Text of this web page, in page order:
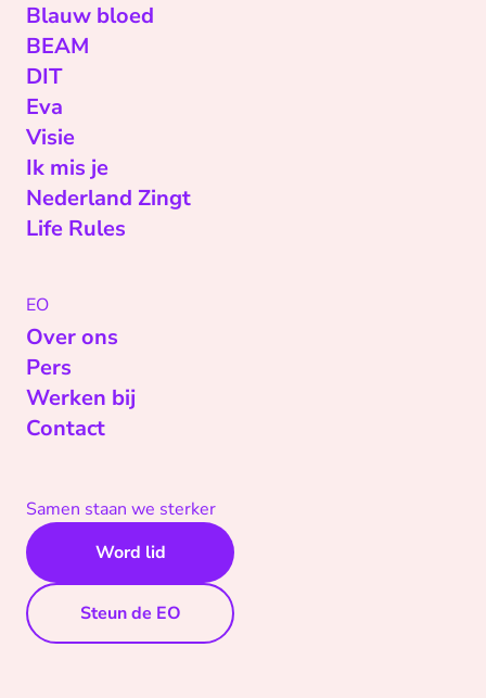
Blauw bloed
BEAM
DIT
Eva
Visie
Ik mis je
Nederland Zingt
Life Rules
EO
Over ons
Pers
Werken bij
Contact
Samen staan we sterker
Word lid
Steun de EO